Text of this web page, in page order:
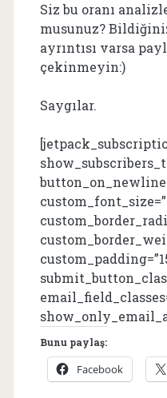
Siz bu oranı
musunuz?
ayrıntısı varsa
çekinmeyin:)
Saygılar.
Bunu paylaş:
Facebook